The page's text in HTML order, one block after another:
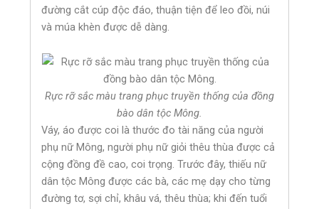
đường cắt cúp độc đáo, thuận tiện để leo đồi, núi
và múa khèn được dễ dàng.
Rực rỡ sắc màu trang phục truyền thống của đồng
bào dân tộc Mông.
Váy, áo được coi là thước đo tài năng của người
phụ nữ Mông, người phụ nữ giỏi thêu thùa được cả
cộng đồng đề cao, coi trọng. Trước đây, thiếu nữ
dân tộc Mông được các bà, các mẹ dạy cho từng
đường tơ, sợi chỉ, khâu vá, thêu thùa; khi đến tuổi